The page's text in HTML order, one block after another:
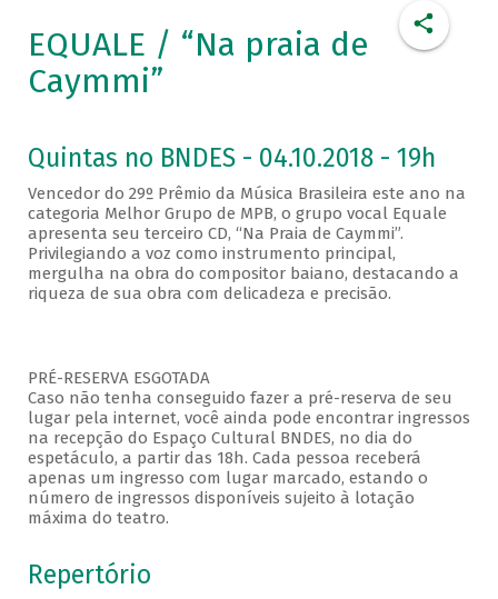
EQUALE / “Na praia de
Caymmi”
Quintas no BNDES - 04.10.2018 - 19h
Vencedor do 29º Prêmio da Música Brasileira este ano na
categoria Melhor Grupo de MPB, o grupo vocal Equale
apresenta seu terceiro CD, “Na Praia de Caymmi”.
Privilegiando a voz como instrumento principal,
mergulha na obra do compositor baiano, destacando a
riqueza de sua obra com delicadeza e precisão.
PRÉ-RESERVA ESGOTADA
Caso não tenha conseguido fazer a pré-reserva de seu
lugar pela internet, você ainda pode encontrar ingressos
na recepção do Espaço Cultural BNDES, no dia do
espetáculo, a partir das 18h. Cada pessoa receberá
apenas um ingresso com lugar marcado, estando o
número de ingressos disponíveis sujeito à lotação
máxima do teatro.
Repertório